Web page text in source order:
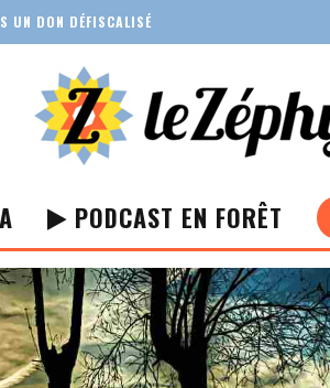
UN DON DÉFISCALISÉ
PODCAST EN FORÊT